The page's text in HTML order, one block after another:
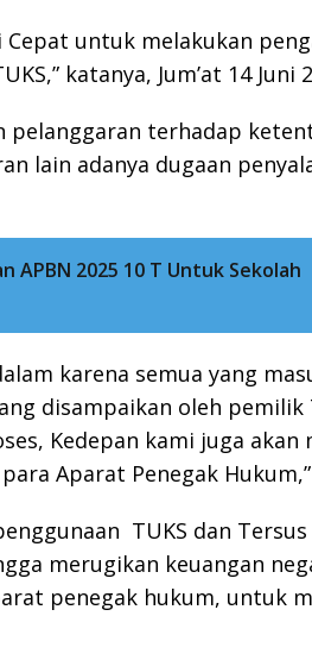
untuk melakukan
katanya, Jum’at 14 Juni
pelanggaran terhadap
lain adanya dugaan
APBN 2025 10 T Untuk Sekolah
karena semua yang
disampaikan oleh pemilik
Kedepan kami juga
Aparat Penegak
TUKS dan
merugikan keuangan
penegak hukum, untuk